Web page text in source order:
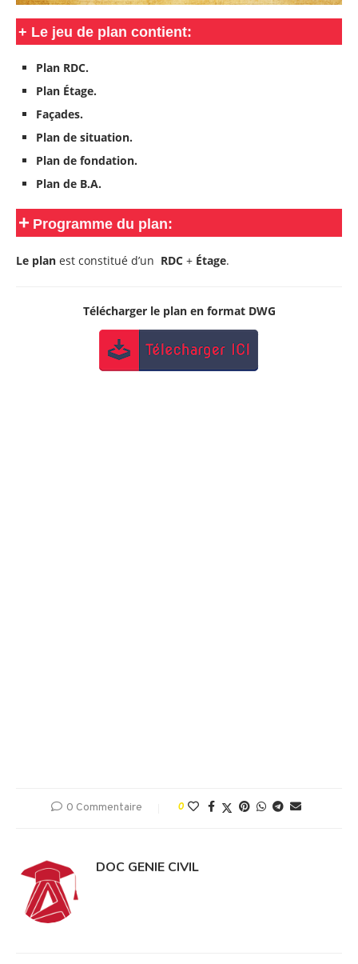
+ Le jeu de plan contient:
Plan RDC.
Plan Étage.
Façades.
Plan de situation.
Plan de fondation.
Plan de B.A.
+ Programme du plan:
Le plan est constitué d’un RDC + Étage.
Télécharger le plan en format DWG
0 Commentaire 0
DOC GENIE CIVIL